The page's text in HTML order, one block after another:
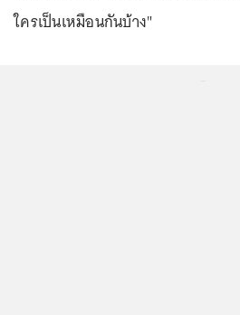
ใครเป็นเหมือนกันบ้าง"